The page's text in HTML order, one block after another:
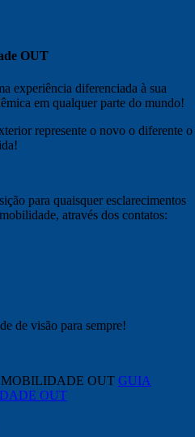
OUT
experiência diferenciada à sua
em qualquer parte do mundo!
represente o novo o diferente o
para quaisquer esclarecimentos
através dos contatos:
de visão para sempre!
GUIA
OUT